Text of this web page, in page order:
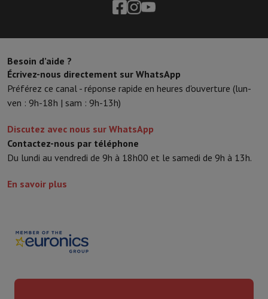
Besoin d’aide ?
Écrivez-nous directement sur WhatsApp
Préférez ce canal - réponse rapide en heures d'ouverture (lun-
ven : 9h-18h | sam : 9h-13h)
Discutez avec nous sur WhatsApp
Contactez-nous par téléphone
Du lundi au vendredi de 9h à 18h00 et le samedi de 9h à 13h.
En savoir plus